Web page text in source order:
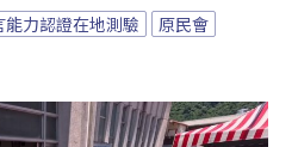
能力認證在地測驗
原民會